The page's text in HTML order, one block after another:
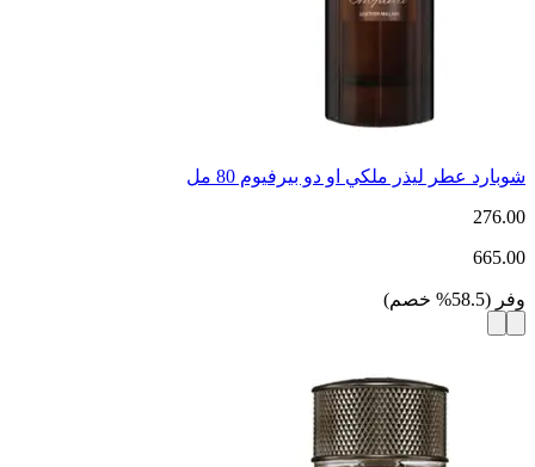
شوبارد عطر ليذر ملكي او دو بيرفيوم 80 مل
276.00
665.00
وفر (
58.5
% خصم)